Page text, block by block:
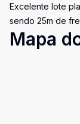
Excelente lote
sendo 25m de
Mapa